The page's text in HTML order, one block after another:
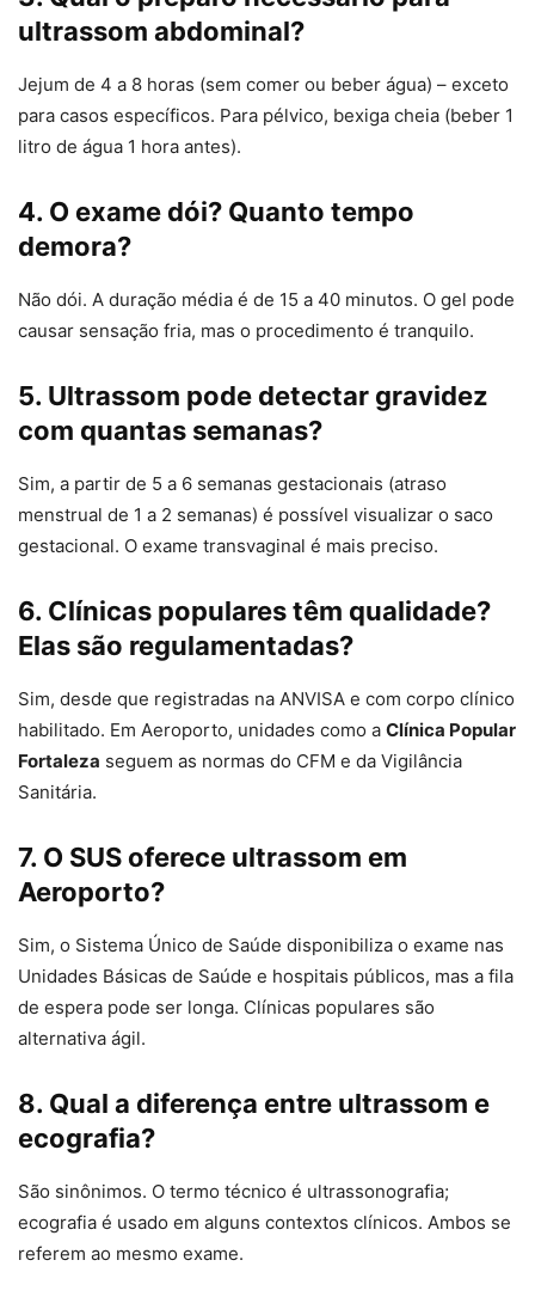
ultrassom abdominal?
Jejum de 4 a 8 horas (sem comer ou beber água) – exceto
para casos específicos. Para pélvico, bexiga cheia (beber 1
litro de água 1 hora antes).
4. O exame dói? Quanto tempo
demora?
Não dói. A duração média é de 15 a 40 minutos. O gel pode
causar sensação fria, mas o procedimento é tranquilo.
5. Ultrassom pode detectar gravidez
com quantas semanas?
Sim, a partir de 5 a 6 semanas gestacionais (atraso
menstrual de 1 a 2 semanas) é possível visualizar o saco
gestacional. O exame transvaginal é mais preciso.
6. Clínicas populares têm qualidade?
Elas são regulamentadas?
Sim, desde que registradas na ANVISA e com corpo clínico
habilitado. Em Aeroporto, unidades como a Clínica Popular
Fortaleza seguem as normas do CFM e da Vigilância
Sanitária.
7. O SUS oferece ultrassom em
Aeroporto?
Sim, o Sistema Único de Saúde disponibiliza o exame nas
Unidades Básicas de Saúde e hospitais públicos, mas a fila
de espera pode ser longa. Clínicas populares são
alternativa ágil.
8. Qual a diferença entre ultrassom e
ecografia?
São sinônimos. O termo técnico é ultrassonografia;
ecografia é usado em alguns contextos clínicos. Ambos se
referem ao mesmo exame.